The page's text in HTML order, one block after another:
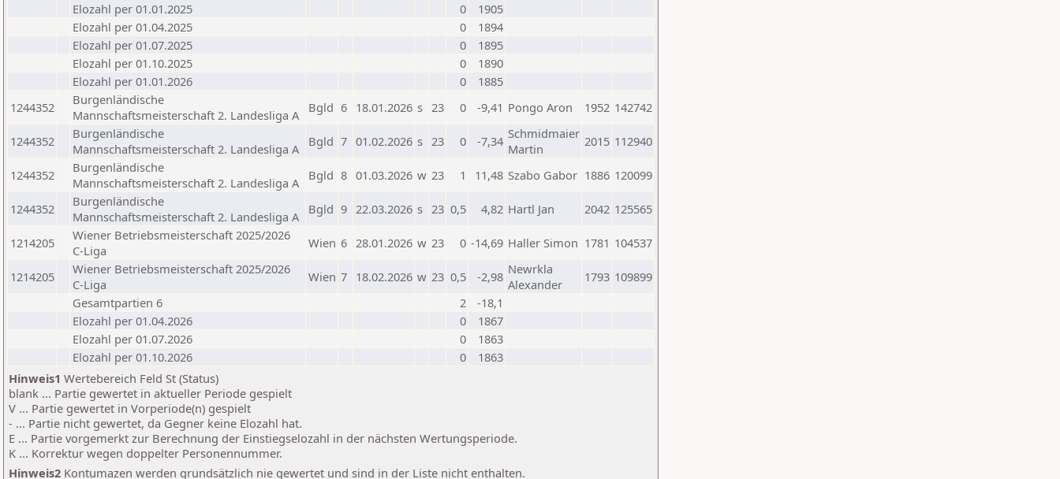
Elozahl per 01.01.2025
0
1905
Elozahl per 01.04.2025
0
1894
Elozahl per 01.07.2025
0
1895
Elozahl per 01.10.2025
0
1890
Elozahl per 01.01.2026
0
1885
1244352
Burgenländische
Mannschaftsmeisterschaft 2. Landesliga A
Bgld 6 18.01.2026 s 23 0 -9,41 Pongo Aron 1952 142742
1244352
Burgenländische
Mannschaftsmeisterschaft 2. Landesliga A
Bgld 7 01.02.2026 s 23 0 -7,34 Schmidmaier
Martin
2015 112940
1244352
Burgenländische
Mannschaftsmeisterschaft 2. Landesliga A
Bgld 8 01.03.2026 w 23 1 11,48 Szabo Gabor 1886 120099
1244352
Burgenländische
Mannschaftsmeisterschaft 2. Landesliga A
Bgld 9 22.03.2026 s 23 0,5 4,82 Hartl Jan 2042 125565
1214205
Wiener Betriebsmeisterschaft 2025/2026
C-Liga
Wien 6 28.01.2026 w 23 0 -14,69 Haller Simon 1781 104537
1214205
Wiener Betriebsmeisterschaft 2025/2026
C-Liga
Wien 7 18.02.2026 w 23 0,5 -2,98 Newrkla
Alexander
1793 109899
Gesamtpartien 6
2
-18,1
Elozahl per 01.04.2026
0
1867
Elozahl per 01.07.2026
0
1863
Elozahl per 01.10.2026
0
1863
Hinweis1 Wertebereich Feld St (Status)
blank ... Partie gewertet in aktueller Periode gespielt
V ... Partie gewertet in Vorperiode(n) gespielt
- ... Partie nicht gewertet, da Gegner keine Elozahl hat.
E ... Partie vorgemerkt zur Berechnung der Einstiegselozahl in der nächsten Wertungsperiode.
K ... Korrektur wegen doppelter Personennummer.
Hinweis2 Kontumazen werden grundsätzlich nie gewertet und sind in der Liste nicht enthalten.